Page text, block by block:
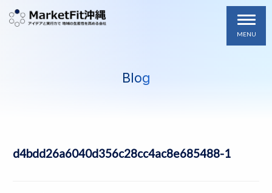
MENU
Blog
d4bdd26a6040d356c28cc4ac8e685488-1